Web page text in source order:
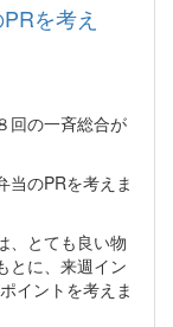
を考え
回の一斉総合が
当のPRを考えま
、とても良い物
とに、来週イン
イントを考えま